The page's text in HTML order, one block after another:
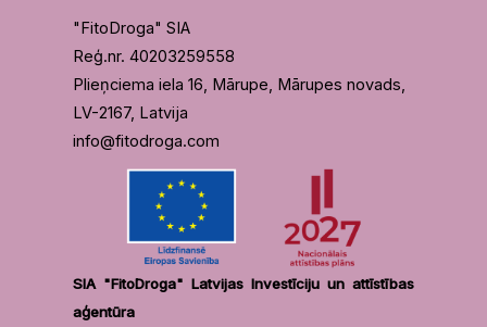
"FitoDroga" SIA
Reģ.nr. 40203259558
Plieņciema iela 16, Mārupe, Mārupes novads,
LV-2167, Latvija
info@fitodroga.com
SIA "FitoDroga" Latvijas Investīciju un attīstības
aģentūra